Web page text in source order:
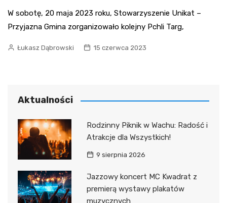
W sobotę, 20 maja 2023 roku, Stowarzyszenie Unikat –
Przyjazna Gmina zorganizowało kolejny Pchli Targ,
Łukasz Dąbrowski 15 czerwca 2023
Aktualności
Rodzinny Piknik w Wachu: Radość i
Atrakcje dla Wszystkich!
9 sierpnia 2026
Jazzowy koncert MC Kwadrat z
premierą wystawy plakatów